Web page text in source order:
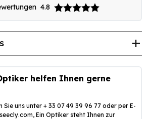
4.8
add
helfen Ihnen gerne
Sie uns unter + 33 07 49 39 96 77 oder per E-
, Ein Optiker steht Ihnen zur